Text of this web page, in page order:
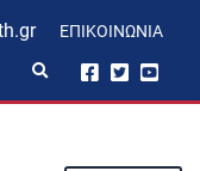
ΕΠΙΚΟΙΝΩΝΊΑ
p